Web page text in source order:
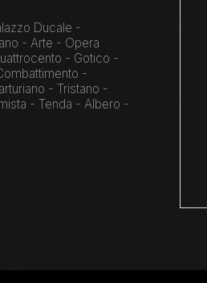
Ducale -
- Arte - Opera
- Gotico -
-
- Tristano -
- Tenda - Albero -